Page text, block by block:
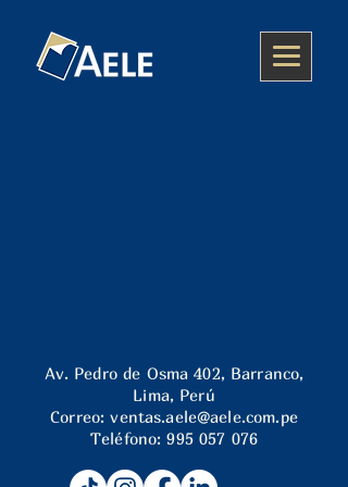
Av. Pedro de Osma 402, Barranco,
Lima, Perú
Correo:ventas.aele@aele.com.pe
Teléfono:995 057 076